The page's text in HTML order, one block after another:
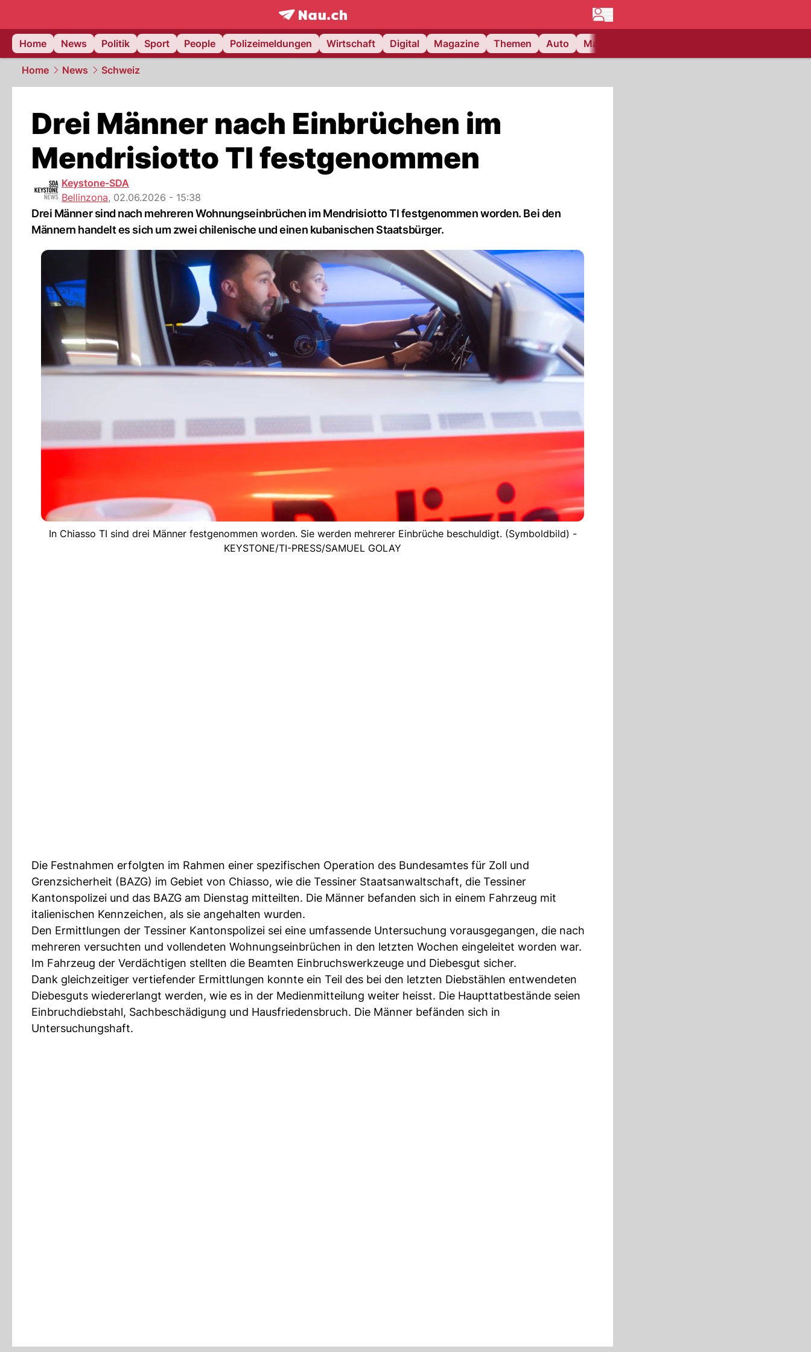
frontpage.NAU.ch
Home
News Politik Sport People Polizeimeldungen Wirtschaft Digital Magazine Themen Auto Matchcenter
Home News Schweiz
Drei Männer nach Einbrüchen im
Mendrisiotto TI festgenommen
Keystone-SDA
Bellinzona, 02.06.2026 - 15:38
Drei Männer sind nach mehreren Wohnungseinbrüchen im Mendrisiotto TI festgenommen worden. Bei den
Männern handelt es sich um zwei chilenische und einen kubanischen Staatsbürger.
In Chiasso TI sind drei Männer festgenommen worden. Sie werden mehrerer Einbrüche beschuldigt. (Symboldbild) -
KEYSTONE/TI-PRESS/SAMUEL GOLAY
Die Festnahmen erfolgten im Rahmen einer spezifischen Operation des Bundesamtes für Zoll und
Grenzsicherheit (BAZG) im Gebiet von Chiasso, wie die Tessiner Staatsanwaltschaft, die Tessiner
Kantonspolizei und das BAZG am Dienstag mitteilten. Die Männer befanden sich in einem Fahrzeug mit
italienischen Kennzeichen, als sie angehalten wurden.
Den Ermittlungen der Tessiner Kantonspolizei sei eine umfassende Untersuchung vorausgegangen, die nach
mehreren versuchten und vollendeten Wohnungseinbrüchen in den letzten Wochen eingeleitet worden war.
Im Fahrzeug der Verdächtigen stellten die Beamten Einbruchswerkzeuge und Diebesgut sicher.
Dank gleichzeitiger vertiefender Ermittlungen konnte ein Teil des bei den letzten Diebstählen entwendeten
Diebesguts wiedererlangt werden, wie es in der Medienmitteilung weiter heisst. Die Haupttatbestände seien
Einbruchdiebstahl, Sachbeschädigung und Hausfriedensbruch. Die Männer befänden sich in
Untersuchungshaft.